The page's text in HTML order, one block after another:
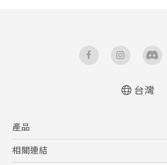
User manual
台灣
產品
5G
相關連結